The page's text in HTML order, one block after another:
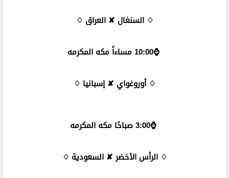
♢ السنغال ✘ العراق ♢
⌚️10:00 مساءاً مكه المكرمه
♢ أوروغواي ✘ إسبانيا ♢
⌚️3:00 صباحًا مكه المكرمه
♢ الرأس الأخضر ✘ السعودية ♢